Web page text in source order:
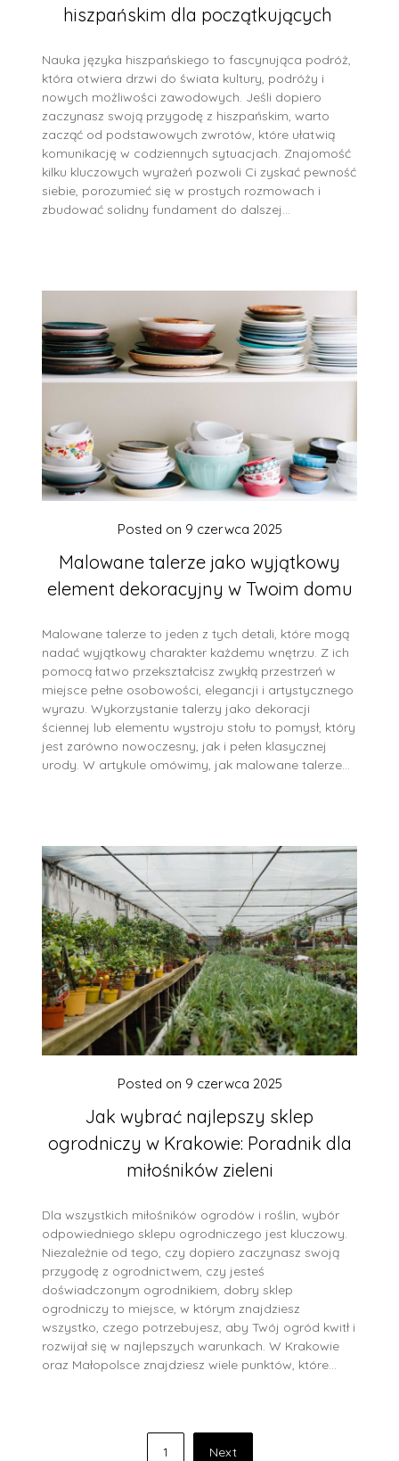
hiszpańskim dla początkujących
Nauka języka hiszpańskiego to fascynująca podróż,
która otwiera drzwi do świata kultury, podróży i
nowych możliwości zawodowych. Jeśli dopiero
zaczynasz swoją przygodę z hiszpańskim, warto
zacząć od podstawowych zwrotów, które ułatwią
komunikację w codziennych sytuacjach. Znajomość
kilku kluczowych wyrażeń pozwoli Ci zyskać pewność
siebie, porozumieć się w prostych rozmowach i
zbudować solidny fundament do dalszej…
Malowane talerze jako wyjątkowy
element dekoracyjny w Twoim domu
Posted on 9 czerwca 2025
Malowane talerze to jeden z tych detali, które mogą
nadać wyjątkowy charakter każdemu wnętrzu. Z ich
pomocą łatwo przekształcisz zwykłą przestrzeń w
miejsce pełne osobowości, elegancji i artystycznego
wyrazu. Wykorzystanie talerzy jako dekoracji
ściennej lub elementu wystroju stołu to pomysł, który
jest zarówno nowoczesny, jak i pełen klasycznej
urody. W artykule omówimy, jak malowane talerze…
Jak wybrać najlepszy sklep
ogrodniczy w Krakowie: Poradnik dla
miłośników zieleni
Posted on 9 czerwca 2025
Dla wszystkich miłośników ogrodów i roślin, wybór
odpowiedniego sklepu ogrodniczego jest kluczowy.
Niezależnie od tego, czy dopiero zaczynasz swoją
przygodę z ogrodnictwem, czy jesteś
doświadczonym ogrodnikiem, dobry sklep
ogrodniczy to miejsce, w którym znajdziesz
wszystko, czego potrzebujesz, aby Twój ogród kwitł i
rozwijał się w najlepszych warunkach. W Krakowie
oraz Małopolsce znajdziesz wiele punktów, które…
Stronicowanie 1 Next